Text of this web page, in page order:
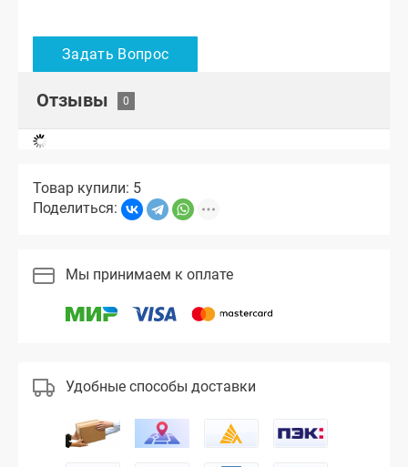
Отзывы
Товар купили: 5
Поделиться:
Мы принимаем к оплате
Удобные способы доставки